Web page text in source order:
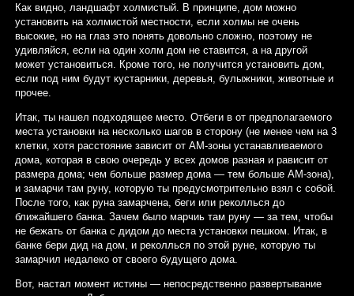
Как видно, ландшафт холмистый. В принципе, дом можно
установить на холмистой местности, если холмы не очень
высокие, но на глаз это понять довольно сложно, поэтому не
удивляйся, если на один холм дом не ставится, а на другой
может установиться. Кроме того, не получится установить дом,
если под ним будут кустарники, деревья, булыжники, животные и
прочее.
Итак, ты нашел подходящее место. Отбеги в от предполагаемого
места установки на несколько шагов в сторону (не менее чем на 3
клетки, хотя расстояние зависит от АМ-зоны устанавливаемого
дома, которая в свою очередь у всех домов разная и рависит от
размера дома; чем больше размер дома — тем больше АМ-зона),
и замарчи там руну, которую ты предусмотрительно взял с собой.
После того, как руна замарчена, беги или реколлься до
ближайшего банка. Зачем было марчиь там руну — за тем, чтобы
не бежать от банка с дидом до места установки пешком. Итак, в
банке бери дид на дом, и реколлься по этой руне, которую ты
замарчил недалеко от своего будущего дома.
Вот, настал момент истины — непосредственно развертывание